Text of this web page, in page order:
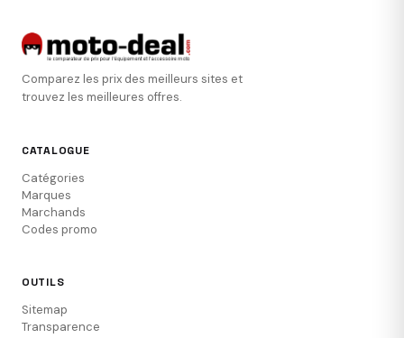
Comparez les prix des meilleurs sites et
trouvez les meilleures offres.
CATALOGUE
Catégories
Marques
Marchands
Codes promo
OUTILS
Sitemap
Transparence